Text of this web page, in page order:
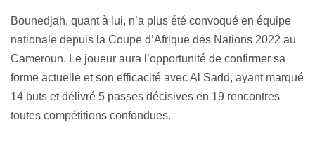
Bounedjah, quant à lui, n’a plus été convoqué en équipe
nationale depuis la Coupe d’Afrique des Nations 2022 au
Cameroun. Le joueur aura l’opportunité de confirmer sa
forme actuelle et son efficacité avec Al Sadd, ayant marqué
14 buts et délivré 5 passes décisives en 19 rencontres
toutes compétitions confondues.